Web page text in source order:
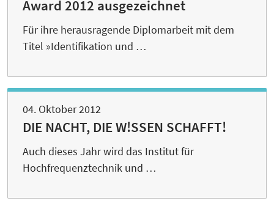
Award 2012 ausgezeichnet
Für ihre herausragende Diplomarbeit mit dem
Titel »Identifikation und …
04. Oktober 2012
DIE NACHT, DIE W!SSEN SCHAFFT!
Auch dieses Jahr wird das Institut für
Hochfrequenztechnik und …